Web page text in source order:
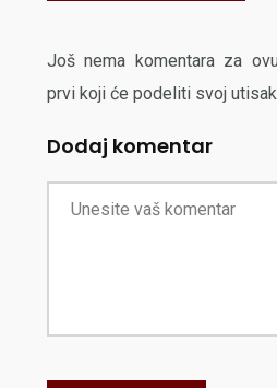
Još nema komentara za
prvi koji će podeliti svoj
Dodaj komentar